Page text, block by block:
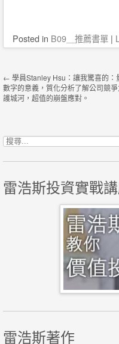
Posted in B09＿推薦書單 |
← 學員Stanley Hsu：讓我驚喜的：
數字的意義，質化分析了解公司競爭
護城河，超值的崩盤應對。
搜尋關鍵字:
雷浩斯投資實戰
雷浩斯著作